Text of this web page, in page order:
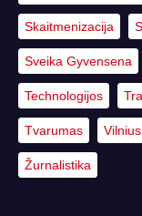
Skaitmenizacija
Sveika Gyvensena
Technologijos
Tvarumas Vilnius
Žurnalistika